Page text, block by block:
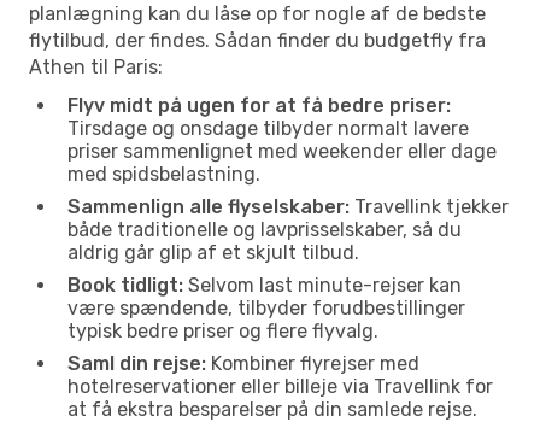
planlægning kan du låse op for nogle af de bedste
flytilbud, der findes. Sådan finder du budgetfly fra
Athen til Paris:
Flyv midt på ugen for at få bedre priser:
Tirsdage og onsdage tilbyder normalt lavere
priser sammenlignet med weekender eller dage
med spidsbelastning.
Sammenlign alle flyselskaber: Travellink tjekker
både traditionelle og lavprisselskaber, så du
aldrig går glip af et skjult tilbud.
Book tidligt: Selvom last minute-rejser kan
være spændende, tilbyder forudbestillinger
typisk bedre priser og flere flyvalg.
Saml din rejse: Kombiner flyrejser med
hotelreservationer eller billeje via Travellink for
at få ekstra besparelser på din samlede rejse.